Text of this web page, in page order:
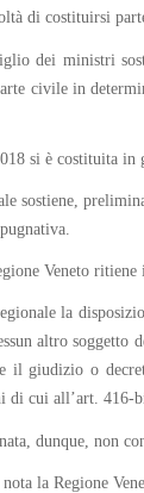
di costituirsi
dei ministri
civile in
si è costituita in
sostiene,
Veneto ritiene
la
altro soggetto
il giudizio o
di cui all’art. 416-
dunque, non
la Regione